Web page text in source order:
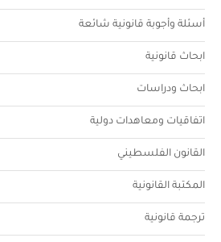
أسئلة وأجوبة قانونية شائعة
ابحاث قانونية
ابحاث ودراسات
اتفاقيات ومعاهدات دولية
القانون الفلسطيني
المكتبة القانونية
ترجمة قانونية